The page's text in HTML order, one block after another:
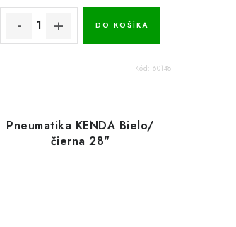
DO KOŠÍKA
Kód:60148
Pneumatika KENDA Bielo/
čierna 28"